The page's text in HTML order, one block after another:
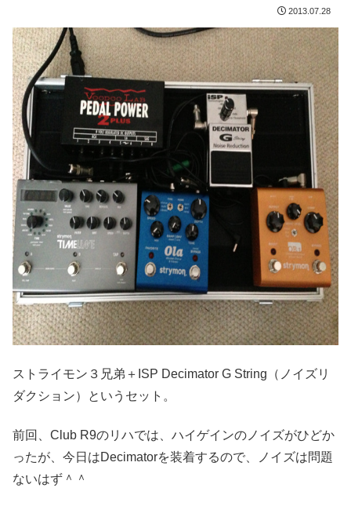
2013.07.28
ストライモン３兄弟＋ISP Decimator G String（ノイズリ
ダクション）というセット。
前回、Club R9のリハでは、ハイゲインのノイズがひどか
ったが、今日はDecimatorを装着するので、ノイズは問題
ないはず＾＾